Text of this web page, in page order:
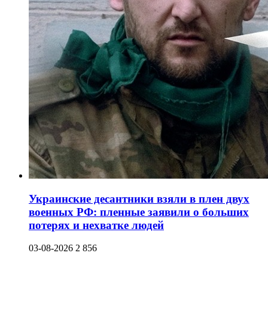
Украинские десантники взяли в плен двух
военных РФ: пленные заявили о больших
потерях и нехватке людей
03-08-2026 2 856